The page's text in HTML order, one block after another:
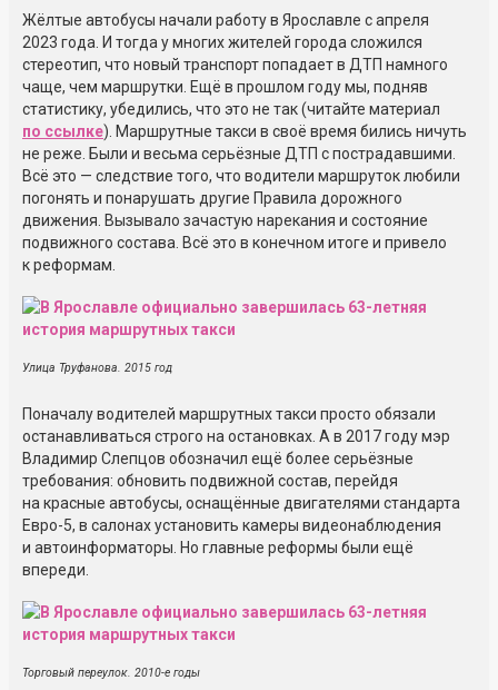
Жёлтые автобусы начали работу в Ярославле с апреля
2023 года. И тогда у многих жителей города сложился
стереотип, что новый транспорт попадает в ДТП намного
чаще, чем маршрутки. Ещё в прошлом году мы, подняв
статистику, убедились, что это не так (читайте материал
по ссылке). Маршрутные такси в своё время бились ничуть
не реже. Были и весьма серьёзные ДТП с пострадавшими.
Всё это — следствие того, что водители маршруток любили
погонять и понарушать другие Правила дорожного
движения. Вызывало зачастую нарекания и состояние
подвижного состава. Всё это в конечном итоге и привело
к реформам.
Улица Труфанова. 2015 год
Поначалу водителей маршрутных такси просто обязали
останавливаться строго на остановках. А в 2017 году мэр
Владимир Слепцов обозначил ещё более серьёзные
требования: обновить подвижной состав, перейдя
на красные автобусы, оснащённые двигателями стандарта
Евро-5, в салонах установить камеры видеонаблюдения
и автоинформаторы. Но главные реформы были ещё
впереди.
Торговый переулок. 2010-е годы